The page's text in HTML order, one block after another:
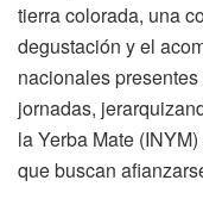
tierra colorada, una
degustación y el
nacionales
jornadas,
la Yerba Mate
que buscan